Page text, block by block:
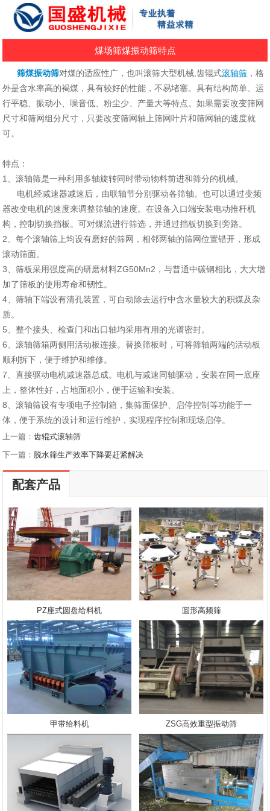
煤场筛煤振动筛特点
筛煤振动筛对煤的适应性广，也叫滚筛大型机械,齿辊式滚轴筛 ，格
外是含水率高的褐煤，具有较好的性能，不易堵塞。具有结构简单、运
行平稳、振动小、噪音低、粉尘少、产量大等特点。如果需要改变筛网
尺寸和筛网组分尺寸，只要改变筛网轴上筛网叶片和筛网轴的速度就
可。
特点：
1、滚轴筛是一种利用多轴旋转同时带动物料前进和筛分的机械。
电机经减速器减速后，由联轴节分别驱动各筛轴。也可以通过变频
器改变电机的速度来调整筛轴的速度。在设备入口端安装电动推杆机
构，控制切换挡板。可对煤流进行筛选，并通过挡板切换到旁路。
2、每个滚轴筛上均设有磨好的筛网，相邻两轴的筛网位置错开，形成
滚动筛面。
3、筛板采用强度高的研磨材料ZG50Mn2，与普通中碳钢相比，大大增
加了筛板的使用寿命和韧性。
4、筛轴下端设有清孔装置，可自动除去运行中含水量较大的积煤及杂
质。
5、整个接头、检查门和出口轴均采用有用的光谱密封。
6、滚轴筛箱两侧用活动板连接。替换筛板时，可将筛轴两端的活动板
顺利拆下，便于维护和维修。
7、直接驱动电机减速器总成。电机与减速同轴驱动，安装在同一底座
上，整体性好，占地面积小，便于运输和安装。
8、滚轴筛设有专项电子控制箱，集筛面保护、启停控制等功能于一
体，便于系统的设计和运行维护，实现程序控制和现场启停。
上一篇：齿辊式滚轴筛
下一篇： 脱水筛生产效率下降要赶紧解决
配套产品
PZ座式圆盘给料机 圆形高频筛
甲带给料机 ZSG高效重型振动筛